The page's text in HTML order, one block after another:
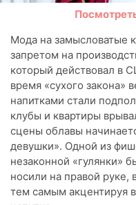
Мода на замысловатые
запретом на
который действовал в
время «сухого закона»
напитками стали
клубы и квартиры
сцены облавы
девушки». Одной из
незаконной «гулянки»
носили на правой руке,
тем самым акцентируя